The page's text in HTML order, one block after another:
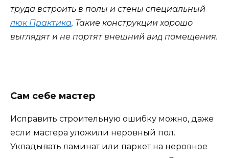
труда встроить в полы и стены специальный
люк Практика. Такие конструкции хорошо
выглядят и не портят внешний вид помещения.
Сам себе мастер
Исправить строительную ошибку можно, даже
если мастера уложили неровный пол.
Укладывать ламинат или паркет на неровное